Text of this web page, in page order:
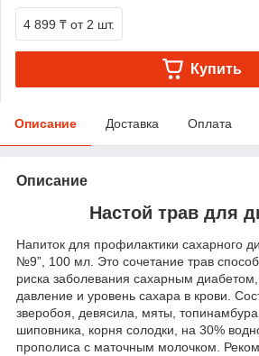
4 899 ₸ от 2 шт.
Купить
Описание Доставка Оплата
Описание
Настой трав для
Напиток для профилактики сахарного
№9”, 100 мл. Это сочетание трав
риска заболевания сахарным
давление и уровень сахара в крови.
зверобоя, девясила, мяты,
шиповника, корня солодки, на 30%
прополиса с маточным молочком.